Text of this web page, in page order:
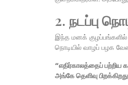
2. நடப்பு
இந்த மனக் குழப்பங்களில்
நொடியில் வாழப் பழக
“எதிர்காலத்தைப்
அங்கே தெளிவு